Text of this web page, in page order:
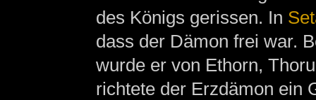
des Königs gerissen. In
dass der Dämon frei war.
wurde er von Ethorn,
richtete der Erzdämon ein